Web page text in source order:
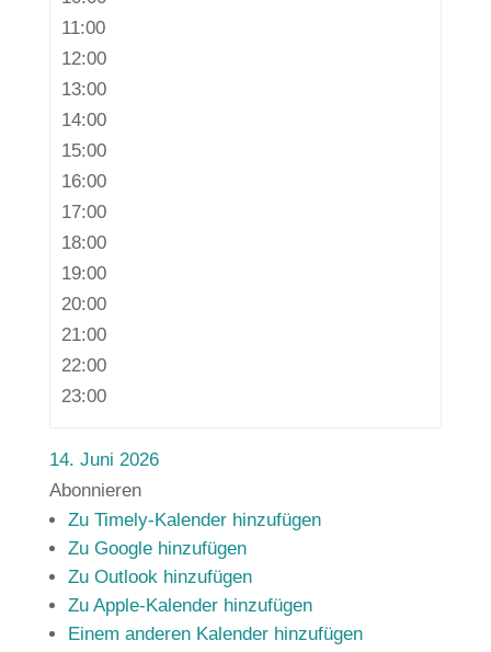
11:00
12:00
13:00
14:00
15:00
16:00
17:00
18:00
19:00
20:00
21:00
22:00
23:00
14. Juni 2026
Abonnieren
Zu Timely-Kalender hinzufügen
Zu Google hinzufügen
Zu Outlook hinzufügen
Zu Apple-Kalender hinzufügen
Einem anderen Kalender hinzufügen